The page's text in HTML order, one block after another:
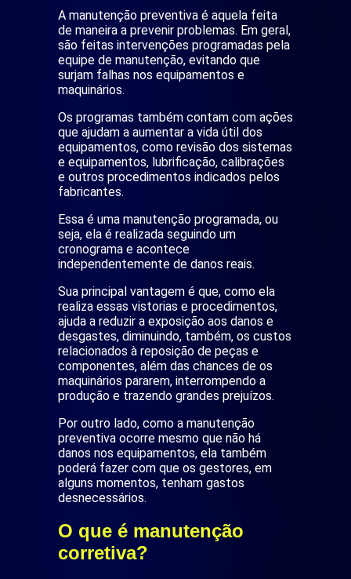
A manutenção preventiva é aquela feita
de maneira a prevenir problemas. Em geral,
são feitas intervenções programadas pela
equipe de manutenção, evitando que
surjam falhas nos equipamentos e
maquinários.
Os programas também contam com ações
que ajudam a aumentar a vida útil dos
equipamentos, como revisão dos sistemas
e equipamentos, lubrificação, calibrações
e outros procedimentos indicados pelos
fabricantes.
Essa é uma manutenção programada, ou
seja, ela é realizada seguindo um
cronograma e acontece
independentemente de danos reais.
Sua principal vantagem é que, como ela
realiza essas vistorias e procedimentos,
ajuda a reduzir a exposição aos danos e
desgastes, diminuindo, também, os custos
relacionados à reposição de peças e
componentes, além das chances de os
maquinários pararem, interrompendo a
produção e trazendo grandes prejuízos.
Por outro lado, como a manutenção
preventiva ocorre mesmo que não há
danos nos equipamentos, ela também
poderá fazer com que os gestores, em
alguns momentos, tenham gastos
desnecessários.
O que é manutenção
corretiva?